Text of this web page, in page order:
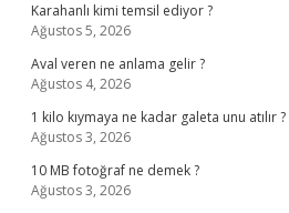
Karahanlı kimi temsil ediyor ?
Ağustos 5, 2026
Aval veren ne anlama gelir ?
Ağustos 4, 2026
1 kilo kıymaya ne kadar galeta unu atılır ?
Ağustos 3, 2026
10 MB fotoğraf ne demek ?
Ağustos 3, 2026